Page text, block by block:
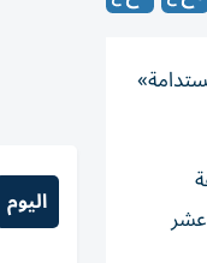
عشر
اليوم